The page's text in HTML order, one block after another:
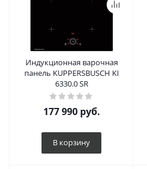
Индукционная варочная
панель KUPPERSBUSCH KI
6330.0 SR
177 990руб.
В корзину